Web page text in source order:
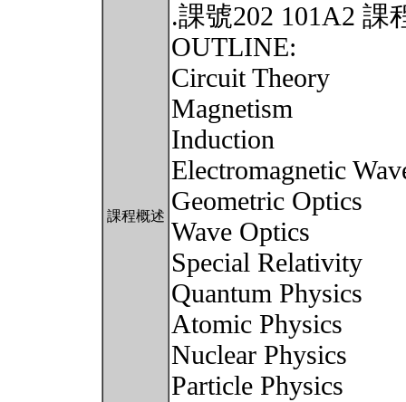
課程概述
.課號202 101A2
OUTLINE:
Circuit Theory
Magnetism
Induction
Electromagnetic
Geometric Optics
Wave Optics
Special Relativity
Quantum Physics
Atomic Physics
Nuclear Physics
Particle Physics